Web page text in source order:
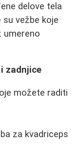
delove tela
su vežbe koje
umereno
zadnjice
možete raditi
za kvadriceps